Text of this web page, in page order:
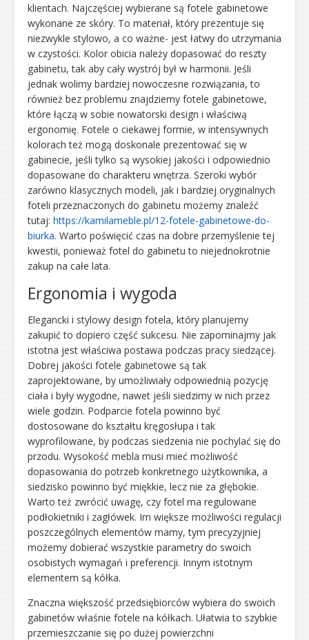
klientach. Najczęściej wybierane są fotele gabinetowe
wykonane ze skóry. To materiał, który prezentuje się
niezwykle stylowo, a co ważne- jest łatwy do utrzymania
w czystości. Kolor obicia należy dopasować do reszty
gabinetu, tak aby cały wystrój był w harmonii. Jeśli
jednak wolimy bardziej nowoczesne rozwiązania, to
również bez problemu znajdziemy fotele gabinetowe,
które łączą w sobie nowatorski design i właściwą
ergonomię. Fotele o ciekawej formie, w intensywnych
kolorach też mogą doskonale prezentować się w
gabinecie, jeśli tylko są wysokiej jakości i odpowiednio
dopasowane do charakteru wnętrza. Szeroki wybór
zarówno klasycznych modeli, jak i bardziej oryginalnych
foteli przeznaczonych do gabinetu możemy znaleźć
tutaj: https://kamilameble.pl/12-fotele-gabinetowe-do-
biurka. Warto poświęcić czas na dobre przemyślenie tej
kwestii, ponieważ fotel do gabinetu to niejednokrotnie
zakup na całe lata.
Ergonomia i wygoda
Elegancki i stylowy design fotela, który planujemy
zakupić to dopiero część sukcesu. Nie zapominajmy jak
istotna jest właściwa postawa podczas pracy siedzącej.
Dobrej jakości fotele gabinetowe są tak
zaprojektowane, by umożliwiały odpowiednią pozycję
ciała i były wygodne, nawet jeśli siedzimy w nich przez
wiele godzin. Podparcie fotela powinno być
dostosowane do kształtu kręgosłupa i tak
wyprofilowane, by podczas siedzenia nie pochylać się do
przodu. Wysokość mebla musi mieć możliwość
dopasowania do potrzeb konkretnego użytkownika, a
siedzisko powinno być miękkie, lecz nie za głębokie.
Warto też zwrócić uwagę, czy fotel ma regulowane
podłokietniki i zagłówek. Im większe możliwości regulacji
poszczególnych elementów mamy, tym precyzyjniej
możemy dobierać wszystkie parametry do swoich
osobistych wymagań i preferencji. Innym istotnym
elementem są kółka.
Znaczna większość przedsiębiorców wybiera do swoich
gabinetów właśnie fotele na kółkach. Ułatwia to szybkie
przemieszczanie się po dużej powierzchni